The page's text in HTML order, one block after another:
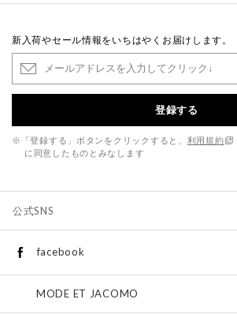
新入荷やセール情報をいちはやくお届けします。
登録する
※「登録する」ボタンをクリックすると、 利用規約
に同意したものとみなします
公式SNS
facebook
MODE ET JACOMO